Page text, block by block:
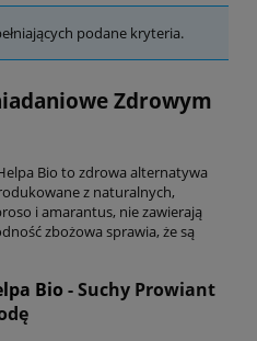
podane kryteria.
Zdrowym
Bio to zdrowa alternatywa
z naturalnych,
i amarantus, nie zawierają
zbożowa sprawia, że są
Bio - Suchy Prowiant